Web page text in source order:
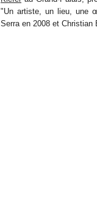
"Un artiste, un lieu, une
Serra en 2008 et Christian